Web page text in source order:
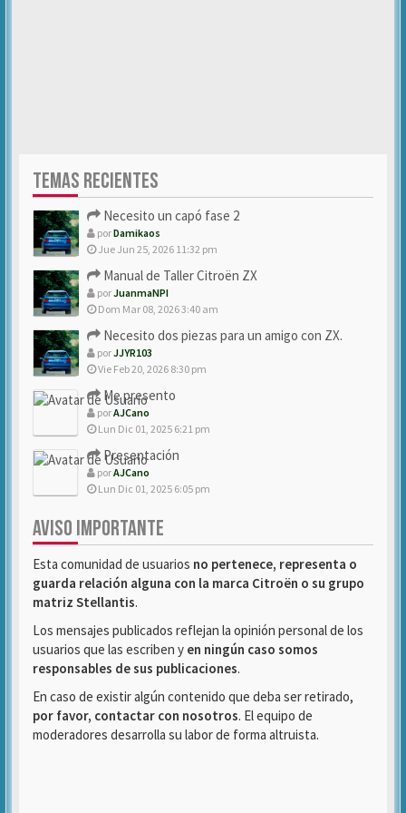
TEMAS RECIENTES
Necesito un capó fase 2
porDamikaos
Jue Jun 25, 2026 11:32 pm
Manual de Taller Citroën ZX
porJuanmaNPI
Dom Mar 08, 2026 3:40 am
Necesito dos piezas para un amigo con ZX.
porJJYR103
Vie Feb 20, 2026 8:30 pm
Me presento
porAJCano
Lun Dic 01, 2025 6:21 pm
Presentación
porAJCano
Lun Dic 01, 2025 6:05 pm
AVISO IMPORTANTE
Esta comunidad de usuarios no pertenece, representa o
guarda relación alguna con la marca Citroën o su grupo
matriz Stellantis.
Los mensajes publicados reflejan la opinión personal de los
usuarios que las escriben y en ningún caso somos
responsables de sus publicaciones.
En caso de existir algún contenido que deba ser retirado,
por favor, contactar con nosotros. El equipo de
moderadores desarrolla su labor de forma altruista.